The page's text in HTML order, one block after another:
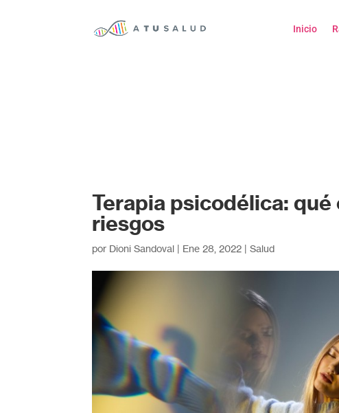
Inicio
Terapia psicodélica: qué
riesgos
por Dioni Sandoval | Ene 28, 2022 |Salud